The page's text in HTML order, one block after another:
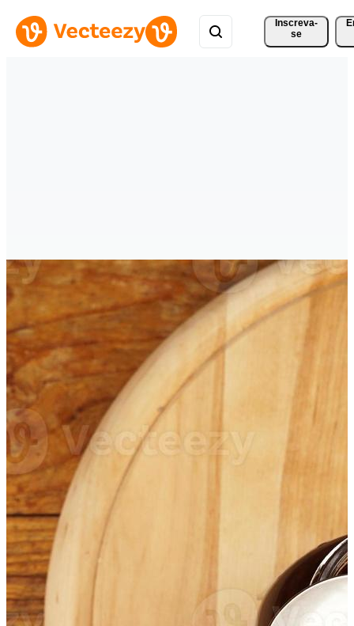
Inscreva-
se